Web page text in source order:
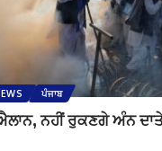
ਪੰਜਾਬ
ਐਲਾਨ, ਨਹੀਂ ਰੁਕਣਗੇ ਅੰਨ